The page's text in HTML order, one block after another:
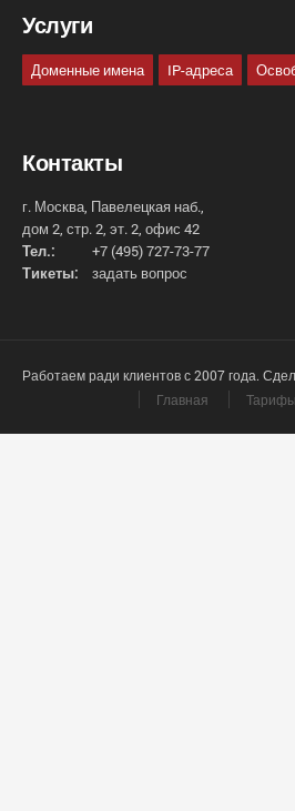
Услуги
Доменные имена IP-адреса
Контакты
г. Москва, Павелецкая наб.,
дом 2, стр. 2, эт. 2, офис 42
Тел.:
+7 (495) 727-73-77
Тикеты:
задать вопрос
Работаем ради клиентов с 2007 года.
Главная
Тарифы